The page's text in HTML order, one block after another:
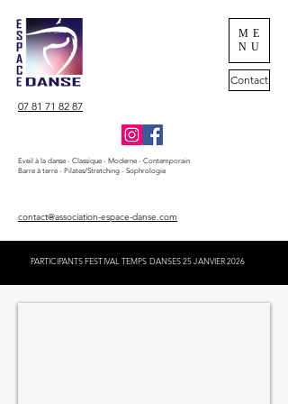
ME
NU
Contact
07 81 71 82 87
Eveil à la danse - Classique - Moderne - Contemporain
Barre à terre - Pilates/Stretching - Sophrologie
contact@association-espace-danse.com
PARTICIPANTS FESTIVAL TEMPS DANSES 25 JANVIER 2026